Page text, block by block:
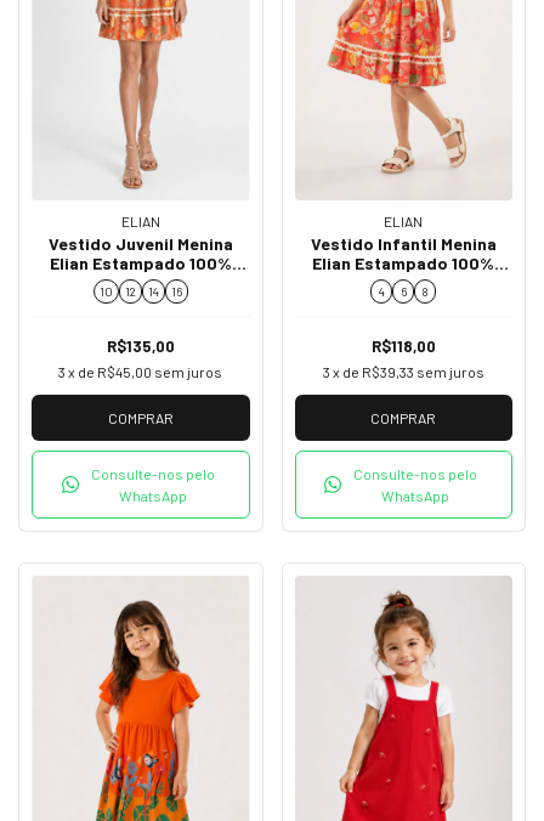
ELIAN
Vestido Juvenil Menina
Elian Estampado 100%
Algodão 252034
10 12 14 16
R$135,00
3 x de R$45,00 sem juros
COMPRAR
Consulte-nos pelo
WhatsApp
ELIAN
Vestido Infantil Menina
Elian Estampado 100%
Algodão 252034
4 6 8
R$118,00
3 x de R$39,33 sem juros
COMPRAR
Consulte-nos pelo
WhatsApp